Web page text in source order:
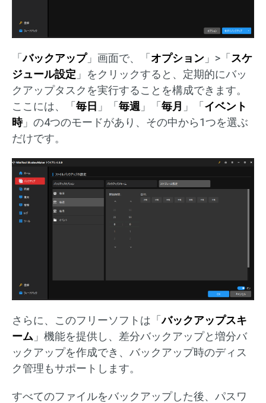
「バックアップ」画面で、「 オプション 」>「 スケ
ジュール設定 」をクリックすると、定期的にバッ
クアップタスクを実行することを構成できます。
ここには、「 毎日 」「 毎週 」「 毎月 」「 イベント
時」の4つのモードがあり、その中から1つを選ぶ
だけです。
さらに、このフリーソフトは「バックアップスキ
ーム 」機能を提供し、差分バックアップと増分バ
ックアップを作成でき、バックアップ時のディス
ク管理もサポートします。
すべてのファイルをバックアップした後、パスワ